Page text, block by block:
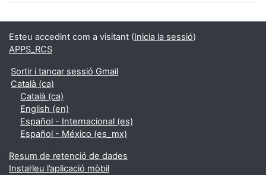
Esteu accedint com a visitant (Inicia la sessió)
APPS_RCS
Sortir i tancar sessió Gmail
Català ‎(ca)‎
Català ‎(ca)‎
English ‎(en)‎
Español - Internacional ‎(es)‎
Español - México ‎(es_mx)‎
Resum de retenció de dades
Instal·leu l’aplicació mòbil